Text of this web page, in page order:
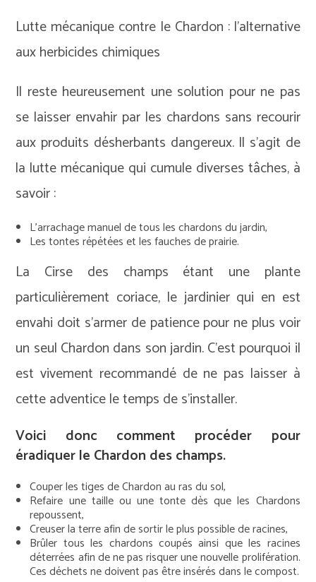
Lutte mécanique contre le Chardon : l’alternative
aux herbicides chimiques
Il reste heureusement une solution pour ne pas
se laisser envahir par les chardons sans recourir
aux produits désherbants dangereux. Il s’agit de
la lutte mécanique qui cumule diverses tâches, à
savoir :
L’arrachage manuel de tous les chardons du jardin,
Les tontes répétées et les fauches de prairie.
La Cirse des champs étant une plante
particulièrement coriace, le jardinier qui en est
envahi doit s’armer de patience pour ne plus voir
un seul Chardon dans son jardin. C’est pourquoi il
est vivement recommandé de ne pas laisser à
cette adventice le temps de s’installer.
Voici donc comment procéder pour
éradiquer le Chardon des champs.
Couper les tiges de Chardon au ras du sol,
Refaire une taille ou une tonte dès que les Chardons
repoussent,
Creuser la terre afin de sortir le plus possible de racines,
Brûler tous les chardons coupés ainsi que les racines
déterrées afin de ne pas risquer une nouvelle prolifération.
Ces déchets ne doivent pas être insérés dans le compost.